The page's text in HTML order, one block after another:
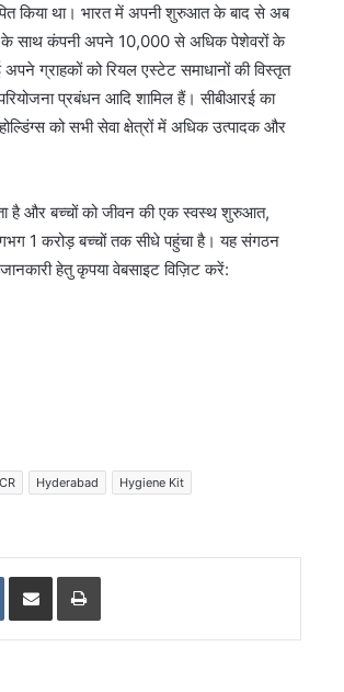
किया था। भारत में अपनी शुरुआत के बाद से अब
साथ कंपनी अपने 10,000 से अधिक पेशेवरों के
ग्राहकों को रियल एस्टेट समाधानों की विस्तृत
प्रबंधन आदि शामिल हैं। सीबीआरई का
को सभी सेवा क्षेत्रों में अधिक उत्पादक और
है और बच्चों को जीवन की एक स्वस्थ शुरुआत,
1 करोड़ बच्चों तक सीधे पहुंचा है। यह संगठन
हेतु कृपया वेबसाइट विज़िट करें:
Hyderabad
Hygiene Kit
VKontakte
Share via Email Print